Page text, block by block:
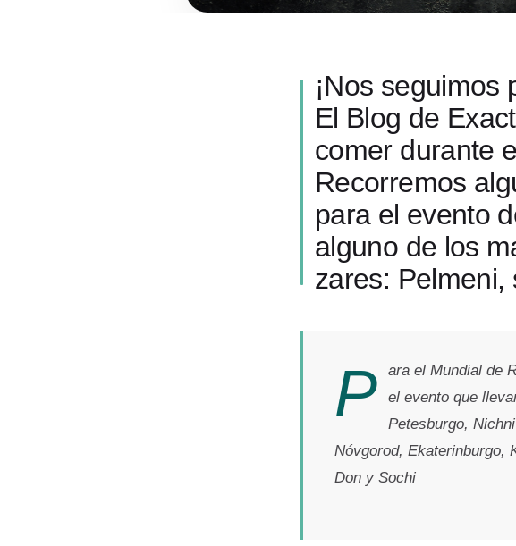
¡Nos seguimos
El Blog de
comer durante
Recorremos
para el evento
alguno de los
zares: Pelmeni,
P
ara el Mundial de
el evento que
Petesburgo, Nichni
Nóvgorod, Ekaterinburgo,
Don y Sochi